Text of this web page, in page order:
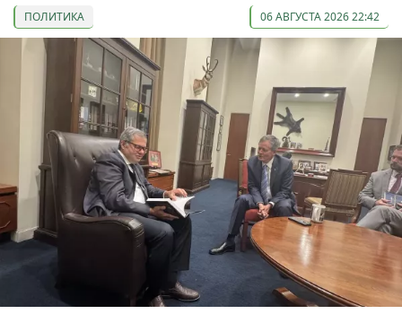
ПОЛИТИКА 06 АВГУСТА 2026 22:42